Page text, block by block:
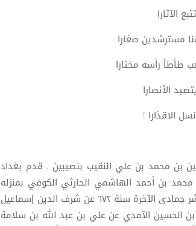
الآثارا
مسترشدين صغارا
رأسه مختارا
الأنصارا
الاقذارا !
بن محمد بن علي النقيب بنصيبين . قدم بغداد
بن أحمد الهاشمي الحارثي الكوفي بمنزله
بالجانب الغربي بقصر عيسى ليلة الجمعة عاشر جمادى الآخرة سنة ٦٧٢ عن شرف الدين إسماعيل
الحسين الآمدي عن علي بن عبد الله بن سلامة